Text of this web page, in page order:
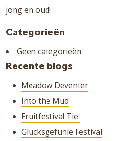
jong en oud!
Categorieën
Geen categorieën
Recente blogs
Meadow Deventer
Into the Mud
Fruitfestival Tiel
Glücksgefühle Festival